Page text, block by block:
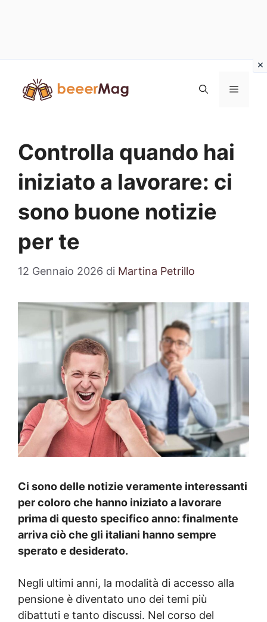
contenuto
Menu
Controlla quando hai
iniziato a lavorare: ci
sono buone notizie
per te
12 Gennaio 2026 di Martina Petrillo
Ci sono delle notizie veramente interessanti
per coloro che hanno iniziato a lavorare
prima di questo specifico anno: finalmente
arriva ciò che gli italiani hanno sempre
sperato e desiderato.
Negli ultimi anni, la modalità di accesso alla
pensione è diventato uno dei temi più
dibattuti e tanto discussi. Nel corso del